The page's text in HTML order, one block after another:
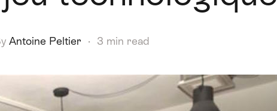
Antoine Peltier · 3 min read